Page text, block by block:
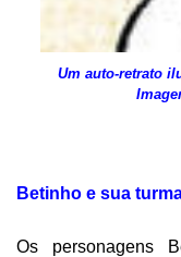
Um auto-retrato
Betinho e sua
Os personagens